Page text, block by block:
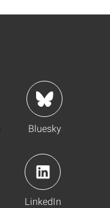
Bluesky
LinkedIn